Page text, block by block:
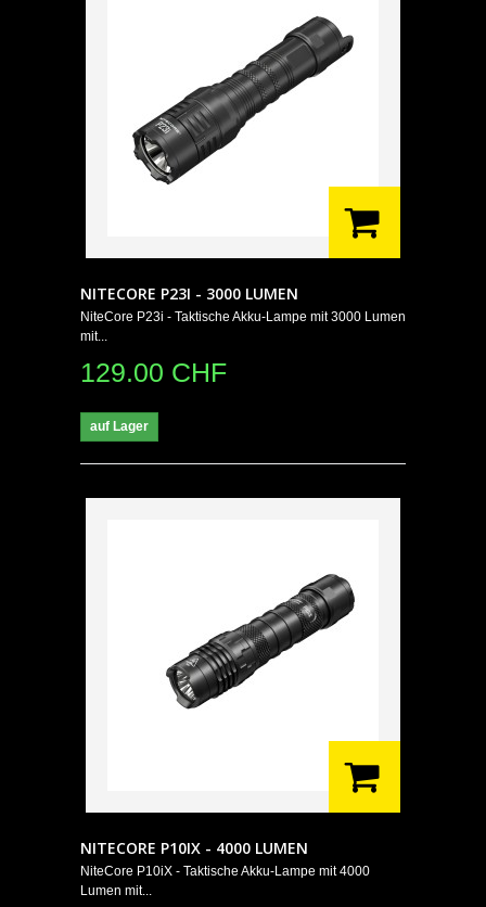
NITECORE P23I - 3000 LUMEN
NiteCore P23i - Taktische Akku-Lampe mit 3000 Lumen
mit...
129.00 CHF
auf Lager
NITECORE P10IX - 4000 LUMEN
NiteCore P10iX - Taktische Akku-Lampe mit 4000
Lumen mit...